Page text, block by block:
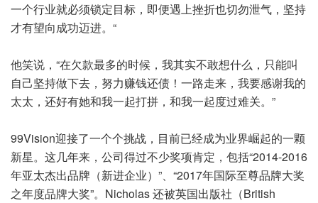
一个行业就必须锁定目标，即便遇上挫折也切勿泄气，坚持
才有望向成功迈进。“
他笑说，“在欠款最多的时候，我其实不敢想什么，只能叫
自己坚持做下去，努力赚钱还债！一路走来，我要感谢我的
太太，还好有她和我一起打拼，和我一起度过难关。”
99Vision迎接了一个个挑战，目前已经成为业界崛起的一颗
新星。这几年来，公司得过不少奖项肯定，包括“2014-2016
年亚太杰出品牌（新进企业）”、“2017年国际至尊品牌大奖
之年度品牌大奖”。Nicholas 还被英国出版社（British